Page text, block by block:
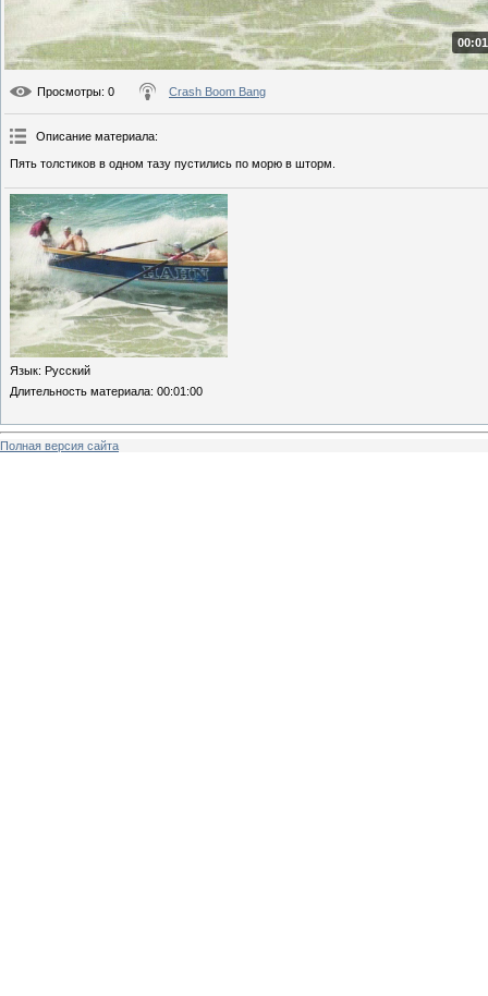
Просмотры: 0 Crash Boom Bang
Описание материала:
Пять толстиков в одном тазу пустились по морю в шторм.
Язык: Русский
Длительность материала: 00:01:00
Полная версия сайта